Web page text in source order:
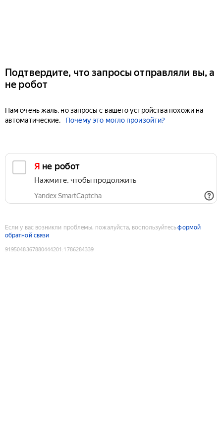
Подтвердите, что запросы отправляли вы, а
не робот
Нам очень жаль, но запросы с вашего устройства похожи на
автоматические.
Почему это могло произойти?
Я не робот
Нажмите, чтобы продолжить
Yandex SmartCaptcha
Если у вас возникли проблемы, пожалуйста, воспользуйтесьформой
обратной связи
9195048367880444201 :1786284339